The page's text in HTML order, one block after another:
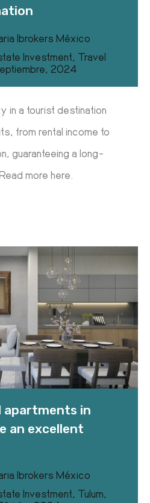
Ibrokers México
Investment, Travel
2024
in a tourist destination
from rental income to
guaranteeing a long-
more here.
apartments in
an excellent
Ibrokers México
Investment, Tulum,